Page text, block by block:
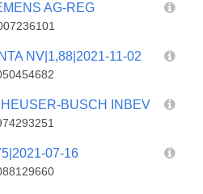
AG-REG
NV|1,88|2021-11-02
BUSCH INBEV
07-16